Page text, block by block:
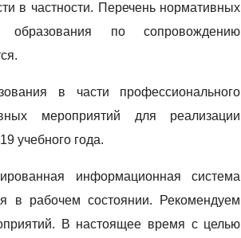
в частности. Перечень нормативных
образования по сопровождению
в части профессионального
мероприятий для реализации
учебного года.
информационная система
рабочем состоянии. Рекомендуем
В настоящее время с целью